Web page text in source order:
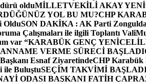
olduMİLLETVEKİLİ AKAY
YOL BU MU?CHP
OlduSON DAKİKA : AK Parti
Çalışmaları ile ilgili Toplantı
var “KARABÜK GENÇ
VERME SÜRECİ BAŞLADI
Esnaf ZiyaretindeCHP Karabük
ile BuluştuSEÇİM TAKVİMİ
ODASI BAŞKANI FATİH